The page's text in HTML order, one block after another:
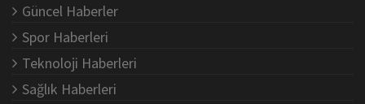
Güncel Haberler
Spor Haberleri
Teknoloji Haberleri
Sağlık Haberleri